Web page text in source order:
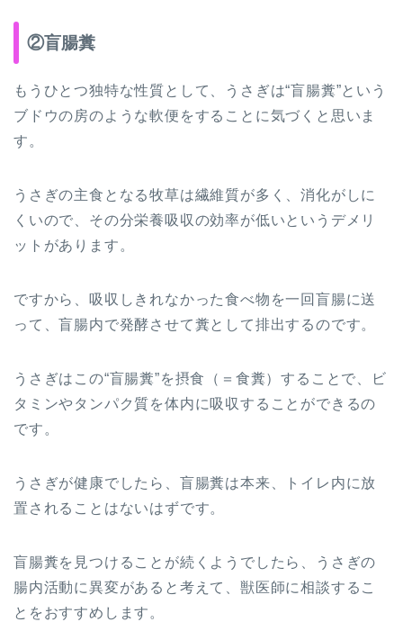
②盲腸糞
もうひとつ独特な性質として、うさぎは“盲腸糞”という
ブドウの房のような軟便をすることに気づくと思いま
す。
うさぎの主食となる牧草は繊維質が多く、消化がしに
くいので、その分栄養吸収の効率が低いというデメリ
ットがあります。
ですから、吸収しきれなかった食べ物を一回盲腸に送
って、盲腸内で発酵させて糞として排出するのです。
うさぎはこの“盲腸糞”を摂食（＝食糞）することで、ビ
タミンやタンパク質を体内に吸収することができるの
です。
うさぎが健康でしたら、盲腸糞は本来、トイレ内に放
置されることはないはずです。
盲腸糞を見つけることが続くようでしたら、うさぎの
腸内活動に異変があると考えて、獣医師に相談するこ
とをおすすめします。